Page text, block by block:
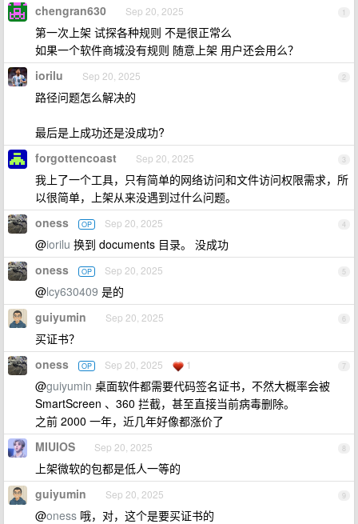
1
chengran630 Sep 20, 2025
第一次上架 试探各种规则 不是很正常么
如果一个软件商城没有规则 随意上架 用户还会用么？
2
iorilu Sep 20, 2025
路径问题怎么解决的
最后是上成功还是没成功?
3
forgottencoast Sep 20, 2025
我上了一个工具，只有简单的网络访问和文件访问权限需求，所
以很简单，上架从来没遇到过什么问题。
4
oness OP Sep 20, 2025
@iorilu 换到 documents 目录。 没成功
5
oness OP Sep 20, 2025
@lcy630409 是的
6
guiyumin Sep 20, 2025
买证书？
7
oness OP Sep 20, 2025 1
@guiyumin 桌面软件都需要代码签名证书，不然大概率会被
SmartScreen 、360 拦截，甚至直接当前病毒删除。
之前 2000 一年，近几年好像都涨价了
8
MIUIOS Sep 20, 2025
上架微软的包都是低人一等的
9
guiyumin Sep 20, 2025
@oness 哦，对，这个是要买证书的